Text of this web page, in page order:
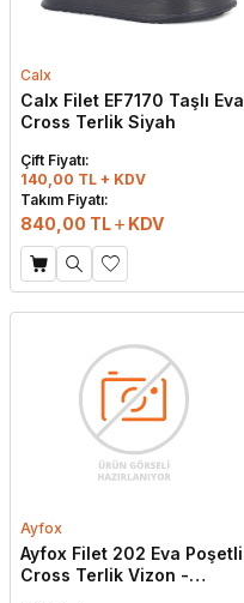
Calx
Calx Filet EF7170 Taşlı Eva
Cross Terlik Siyah
Çift Fiyatı:
140,00 TL + KDV
Takım Fiyatı:
840,00 TL KDV
Ayfox
Ayfox Filet 202 Eva Poşetli
Cross Terlik Vizon -